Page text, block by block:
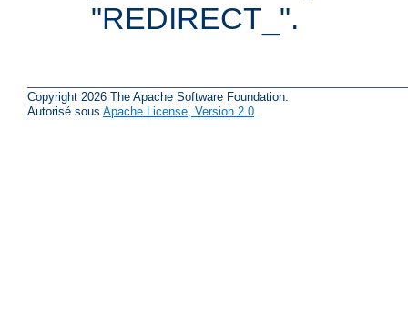
"REDIRECT_".
Copyright 2026 The Apache Software Foundation.
Autorisé sous Apache License, Version 2.0.